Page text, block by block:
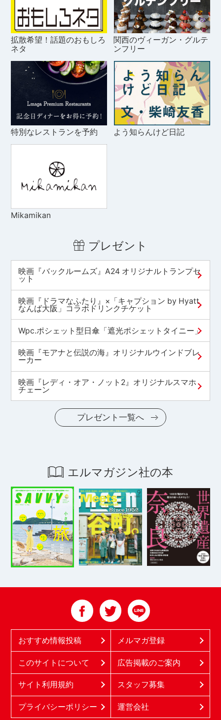
拡散希望！話題のおもしろ
ネタ
関西のヴィーガン・グルテ
ンフリー
特別なレストランを予約 よう知らんけど日記
Mikamikan
プレゼント
映画『バックルームズ』A24 オリジナルトランプセ
ット
映画『ドラマなふたり』×「キャプション by Hyatt
なんば大阪」コラボドリンクチケット
Wpc.ポシェット型日傘「遮光ポシェットタイニー」
映画『モアナと伝説の海』オリジナルウインドブレ
ーカー
映画『レディ・オア・ノット2』オリジナルスマホ
チェーン
プレゼント一覧へ
エルマガジン社の本
おすすめ情報投稿 メルマガ登録
このサイトについて 広告掲載のご案内
サイト利用規約 スタッフ募集
プライバシーポリシー 運営会社